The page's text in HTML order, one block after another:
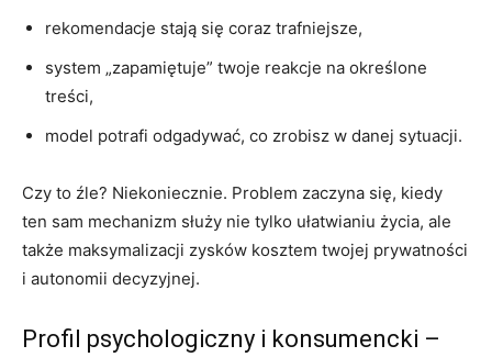
rekomendacje stają się coraz trafniejsze,
system „zapamiętuje” twoje reakcje na określone
treści,
model potrafi odgadywać, co zrobisz w danej sytuacji.
Czy to źle? Niekoniecznie. Problem zaczyna się, kiedy
ten sam mechanizm służy nie tylko ułatwianiu życia, ale
także maksymalizacji zysków kosztem twojej prywatności
i autonomii decyzyjnej.
Profil psychologiczny i konsumencki –